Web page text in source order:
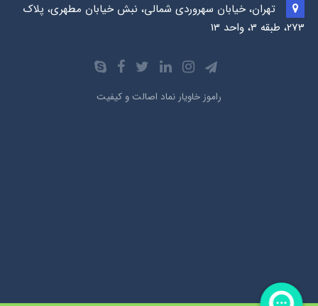
تهران، خیابان سهروردی شمالی، نبش خیابان مطهری، پلاک
273، طبقه 3، واحد 13
راموز خاویار نماد اصالت و کیفیت